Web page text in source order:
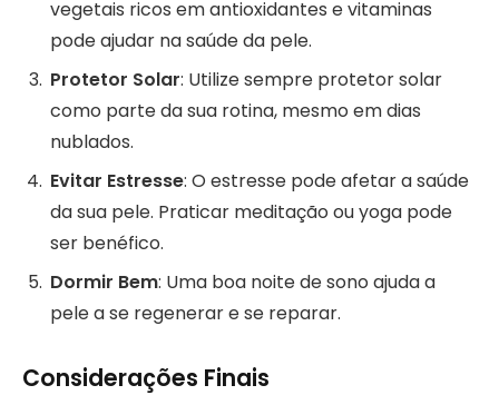
vegetais ricos em antioxidantes e vitaminas
pode ajudar na saúde da pele.
Protetor Solar: Utilize sempre protetor solar
como parte da sua rotina, mesmo em dias
nublados.
Evitar Estresse: O estresse pode afetar a saúde
da sua pele. Praticar meditação ou yoga pode
ser benéfico.
Dormir Bem: Uma boa noite de sono ajuda a
pele a se regenerar e se reparar.
Considerações Finais